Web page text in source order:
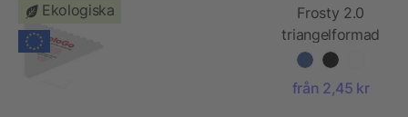
Ekologiska
Frosty 2.0
triangelformad
isskrapa
från 2,45 kr